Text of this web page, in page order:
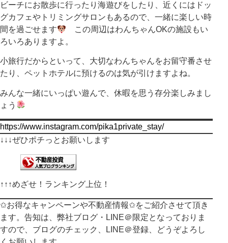
ビーチにお散歩に行ったり海遊びをしたり、近くにはドッ
グカフェやトリミングサロンもあるので、一緒に楽しい時
間を過ごせます
この周辺はわんちゃんOKの施設もい
ろいろありますよ。
小旅行だからといって、大切なわんちゃんをお留守番させ
たり、ペットホテルに預けるのは気が引けますよね。
みんな一緒にいっぱい遊んで、休暇を思う存分楽しみまし
ょう
https://www.instagram.com/pika1private_stay/
↓↓↓ぜひポチっとお願いします
↑↑↑めざせ！ランキング上位！
✩お得なキャンペーンや不動産情報✩をご紹介させて頂き
ます。告知は、弊社ブログ・LINE＠限定となっておりま
すので、ブログのチェック、LINE＠登録、どうぞよろし